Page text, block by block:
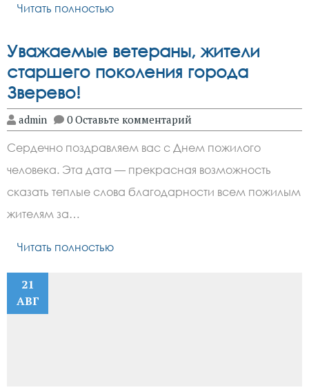
Читать полностью
Уважаемые ветераны, жители
старшего поколения города
Зверево!
admin 0 Оставьте комментарий
Сердечно поздравляем вас с Днем пожилого
человека. Эта дата — прекрасная возможность
сказать теплые слова благодарности всем пожилым
жителям за…
Читать полностью
21
АВГ